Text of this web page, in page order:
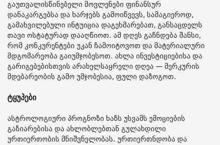
გაუთვალისწინებელი მოვლენები ფინანსურ
დანაკარგებსა და ხარჯებს გამოიწვევს, სამაგიეროდ,
გამახვილებული ინტუიცია დაგეხმარებათ, განსაცდელს
თავი ოსტატურად დააღწიოთ. ამ დღეს გაჩნდება შანსი,
რომ კონკურენტები უკან ჩამოიტოვოთ და მატერიალური
მდგომარეობა გაიუმჯობესოთ. ახლა ინვესტიციებისა და
გარიგებებისთვის არახელსაყრელი დღეა — მერკურის
მდებარეობის გამო უმჯობესია, ფული დაზოგოთ.
ტყუპები
ასტროლოგიური პროგნოზი ხაზს უსვამს ემოციების
გაზიარებისა და ახლობლებთან გულახდილი
ურთიერთობის მნიშვნელობას. ურთიერთნდობა და